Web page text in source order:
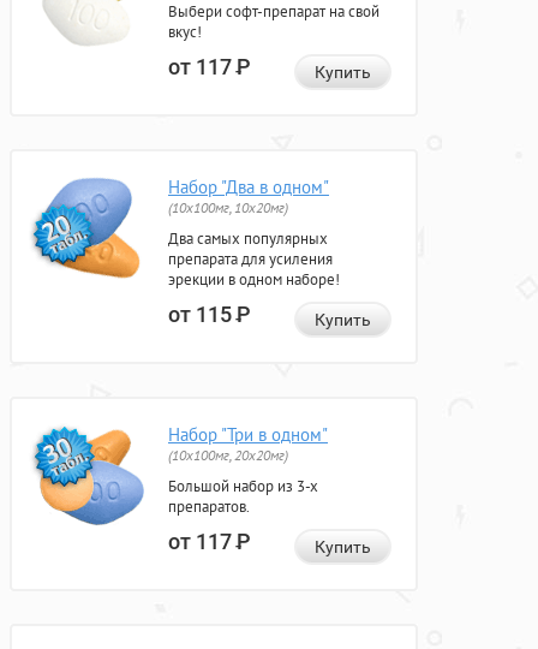
Выбери софт-препарат на свой
вкус!
от 117Р Купить
Набор "Два в одном"
(10x100мг, 10x20мг)
Два самых популярных
препарата для усиления
эрекции в одном наборе!
от 115Р Купить
Набор "Три в одном"
(10x100мг, 20x20мг)
Большой набор из 3-х
препаратов.
от 117Р Купить